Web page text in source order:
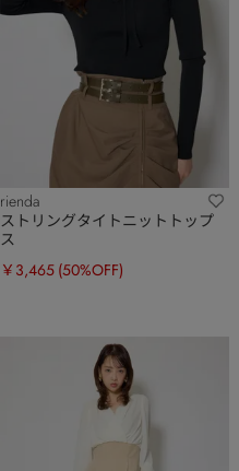
rienda
ストリングタイトニットトップ
ス
￥3,465 (50%OFF)